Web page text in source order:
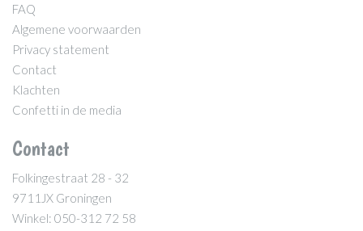
FAQ
Algemene voorwaarden
Privacy statement
Contact
Klachten
Confetti in de media
Contact
Folkingestraat 28 - 32
9711JX Groningen
Winkel: 050-312 72 58